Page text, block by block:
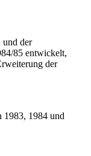
und der
85 entwickelt,
der
1983, 1984 und